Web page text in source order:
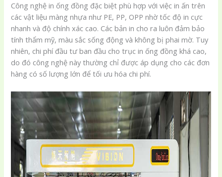
Công nghệ in ống đồng đặc biệt phù hợp với việc in ấn trên
các vật liệu màng nhựa như PE, PP, OPP nhờ tốc độ in cực
nhanh và độ chính xác cao. Các bản in cho ra luôn đảm bảo
tính thẩm mỹ, màu sắc sống động và không bị phai mờ. Tuy
nhiên, chi phí đầu tư ban đầu cho trục in ống đồng khá cao,
do đó công nghệ này thường chỉ được áp dụng cho các đơn
hàng có số lượng lớn để tối ưu hóa chi phí.